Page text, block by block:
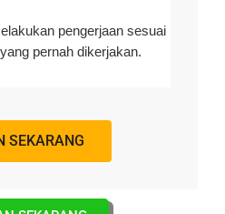
pengerjaan sesuai
pernah dikerjakan.
SEKARANG